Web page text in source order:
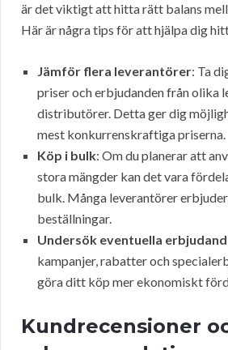
är det viktigt att hitta rätt balans
Här är några tips för att hjälpa dig
Jämför flera leverantörer: Ta
priser och erbjudanden från olika
distributörer. Detta ger dig
mest konkurrenskraftiga priserna.
Köp i bulk: Om du planerar att
stora mängder kan det vara
bulk. Många leverantörer
beställningar.
Undersök eventuella
kampanjer, rabatter och
göra ditt köp mer ekonomiskt
Kundrecensioner